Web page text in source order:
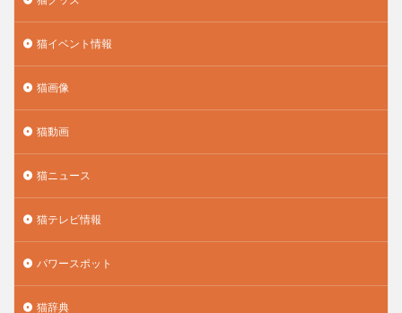
猫イベント情報
猫画像
猫動画
猫ニュース
猫テレビ情報
パワースポット
猫辞典